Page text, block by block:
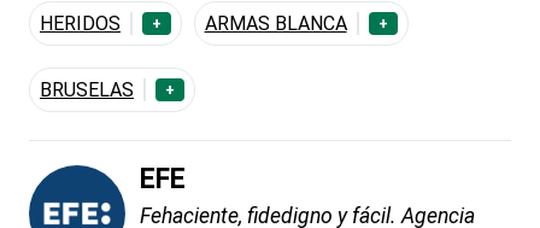
HERIDOS
+ ARMAS BLANCA +
BRUSELAS +
EFE
Fehaciente, fidedigno y fácil. Agencia